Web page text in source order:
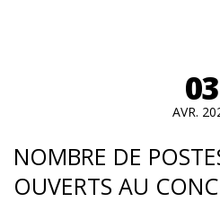
03
AVR.
NOMBRE DE
OUVERTS AU